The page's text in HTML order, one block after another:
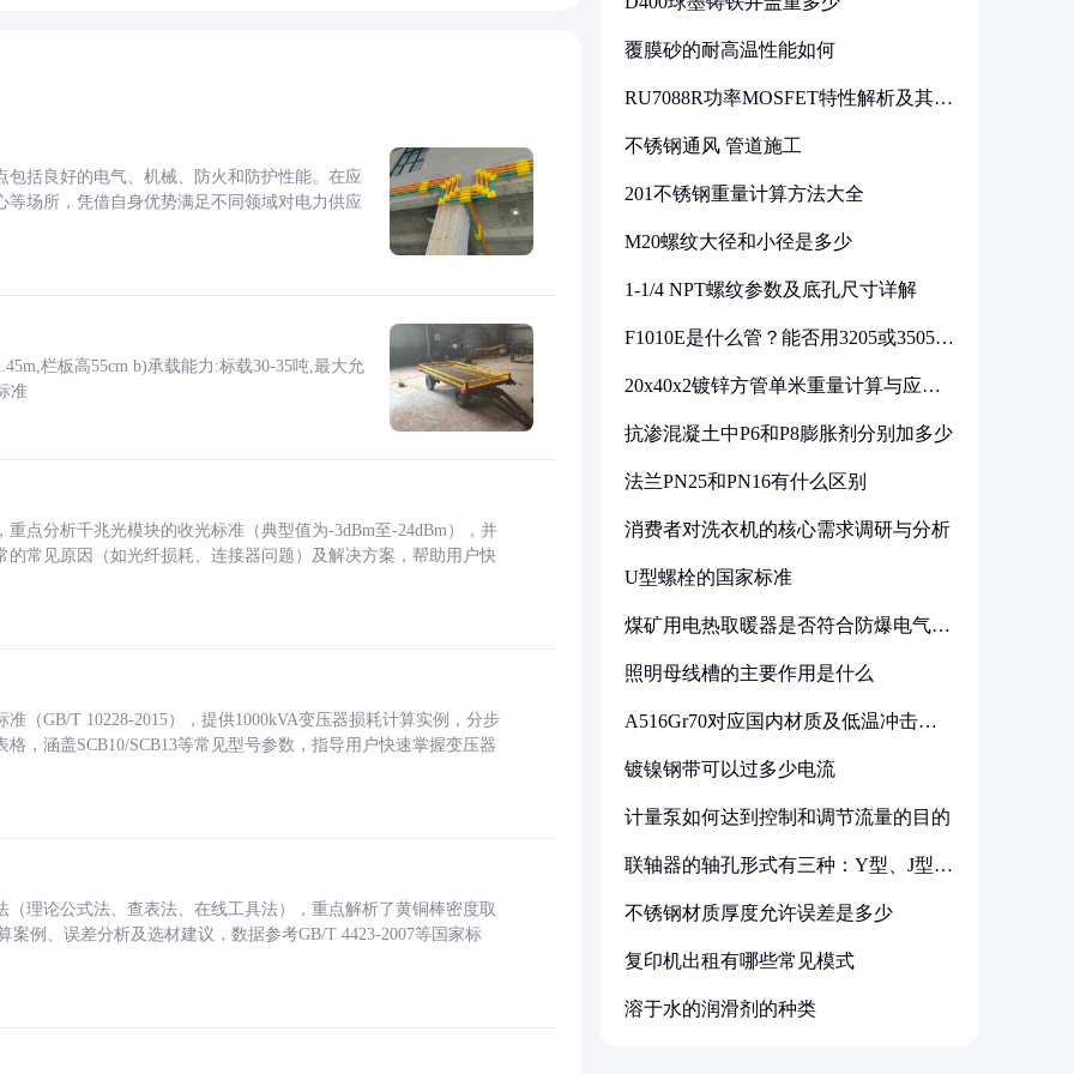
括良好的电气、机械、防火和防护性能。在应
场所，凭借自身优势满足不同领域对电力供应
栏板高55cm b)承载能力:标载30-35吨,最大允
准
点分析千兆光模块的收光标准（典型值为-3dBm至-24dBm），并
常见原因（如光纤损耗、连接器问题）及解决方案，帮助用户快
（GB/T 10228-2015），提供1000kVA变压器损耗计算实例，分步
，涵盖SCB10/SCB13等常见型号参数，指导用户快速掌握变压器
理论公式法、查表法、在线工具法），重点解析了黄铜棒密度取
案例、误差分析及选材建议，数据参考GB/T 4423-2007等国家标
覆膜砂的耐高温性能如何
RU7088R功率MOSFET特性解析及其在
不锈钢通风 管道施工
201不锈钢重量计算方法大全
M20螺纹大径和小径是多少
1-1/4 NPT螺纹参数及底孔尺寸详解
F1010E是什么管？能否用3205或3505代
20x40x2镀锌方管单米重量计算与应用
抗渗混凝土中P6和P8膨胀剂分别加多少
法兰PN25和PN16有什么区别
消费者对洗衣机的核心需求调研与分析
U型螺栓的国家标准
煤矿用电热取暖器是否符合防爆电气设
照明母线槽的主要作用是什么
A516Gr70对应国内材质及低温冲击要
镀镍钢带可以过多少电流
计量泵如何达到控制和调节流量的目的
联轴器的轴孔形式有三种：Y型、J型、
不锈钢材质厚度允许误差是多少
复印机出租有哪些常见模式
溶于水的润滑剂的种类